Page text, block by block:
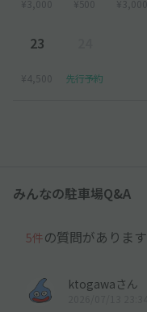
¥3,000 ¥500 ¥3,000
23
¥4,500 先行予約
みんなの駐車場Q&A
5件の質問があります
ktogawaさん